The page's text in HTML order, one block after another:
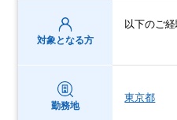
対象となる方
以下のご
勤務地
東京都